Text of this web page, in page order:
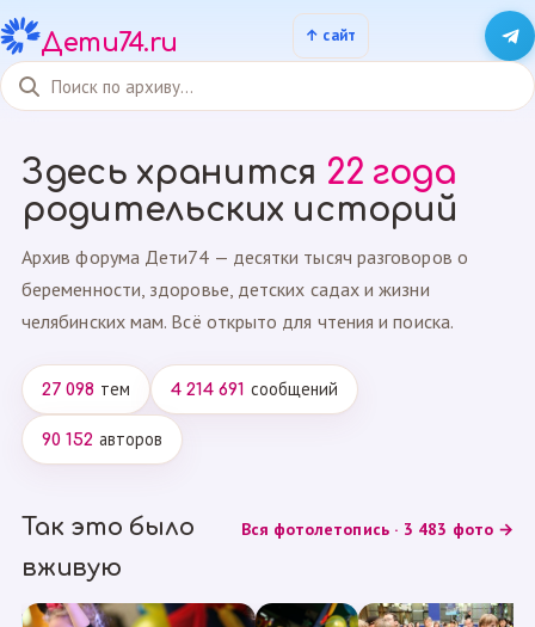
Дети74.ru
Здесь хранится 22 года
родительских историй
Архив форума Дети74 — десятки тысяч разговоров о
беременности, здоровье, детских садах и жизни
челябинских мам. Всё открыто для чтения и поиска.
27 098 тем 4 214 691 сообщений
90 152 авторов
Так это было
вживую
Вся фотолетопись · 3 483 фото →